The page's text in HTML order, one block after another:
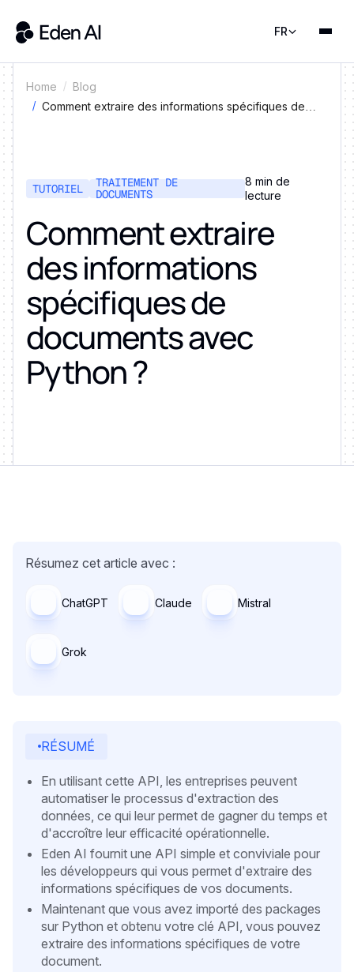
FR
Home
Blog
Comment extraire des informations spécifiques de
TUTORIEL
TRAITEMENT DE
DOCUMENTS
8 min de
lecture
Comment extraire
des informations
spécifiques de
documents avec
Python ?
Résumez cet article avec :
ChatGPT Claude Mistral
Grok
RÉSUMÉ
En utilisant cette API, les entreprises peuvent
automatiser le processus d'extraction des
données, ce qui leur permet de gagner du temps et
d'accroître leur efficacité opérationnelle.
Eden AI fournit une API simple et conviviale pour
les développeurs qui vous permet d'extraire des
informations spécifiques de vos documents.
Maintenant que vous avez importé des packages
sur Python et obtenu votre clé API, vous pouvez
extraire des informations spécifiques de votre
document.